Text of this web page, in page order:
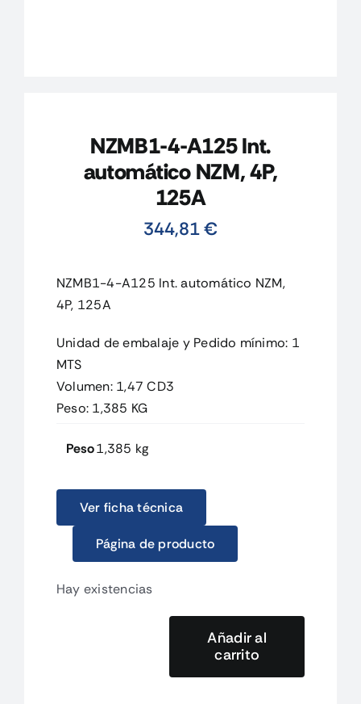
NZMB1-4-A125 Int.
automático NZM, 4P,
125A
344,81€
NZMB1-4-A125 Int. automático NZM,
4P, 125A
Unidad de embalaje y Pedido mínimo: 1
MTS
Volumen: 1,47 CD3
Peso: 1,385 KG
Peso1,385 kg
Ver ficha técnica
Página de producto
Hay existencias
Añadir al
carrito